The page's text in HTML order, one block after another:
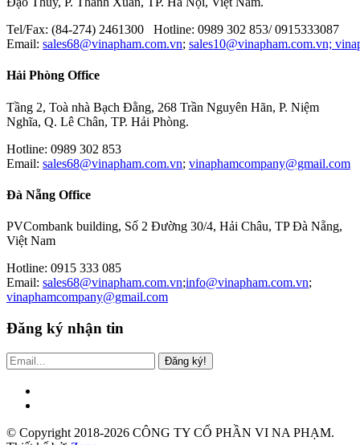
Tel/Fax: (84-274) 2461300 Hotline: 0989 302 853/ 0915333087
Email: sales68@vinapham.com.vn; sales10@vinapham.com.vn;
Hải Phòng Office
Tầng 2, Toà nhà Bạch Đằng, 268 Trần Nguyên Hãn, P. Niệm
Nghĩa, Q. Lê Chân, TP. Hải Phòng.
Hotline: 0989 302 853
Email: sales68@vinapham.com.vn; vinaphamcompany@gmail.com
Đà Nẵng Office
PVCombank building, Số 2 Đường 30/4, Hải Châu, TP Đà Nẵng,
Việt Nam
Hotline: 0915 333 085
Email: sales68@vinapham.com.vn;info@vinapham.com.vn;
vinaphamcompany@gmail.com
Đăng ký nhận tin
Đăng ký!
© Copyright 2018-2026 CÔNG TY CỔ PHẦN VI NA PHẠM.